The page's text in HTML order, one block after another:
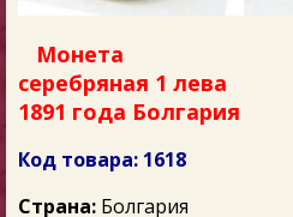
Монета
серебряная 1 лева
1891 года Болгария
Код товара: 1618
Страна: Болгария